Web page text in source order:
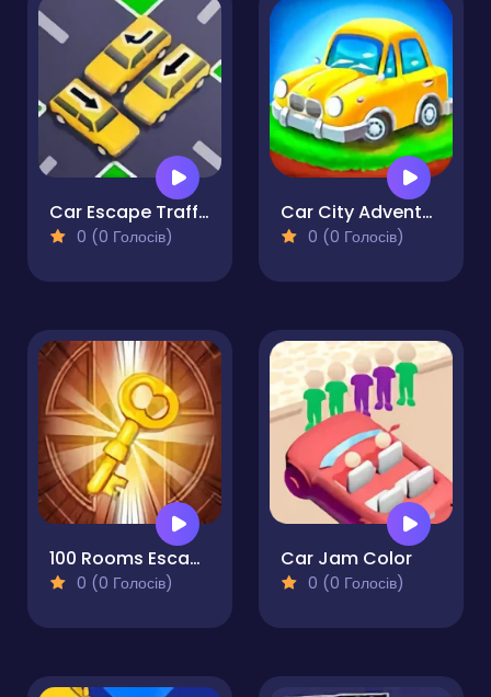
Car Escape Traffic Puzzle Game
0 (0 Голосів)
Car City Adventure
0 (0 Голосів)
100 Rooms Escape
0 (0 Голосів)
Car Jam Color
0 (0 Голосів)